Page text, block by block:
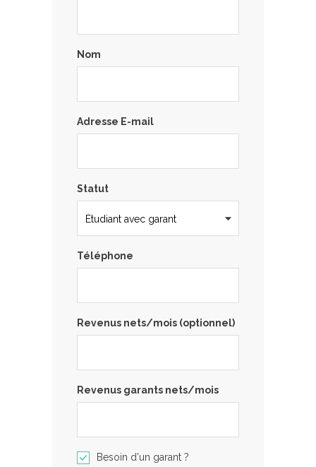
Nom
Adresse E-mail
Statut
Téléphone
Revenus nets/mois (optionnel)
Revenus garants nets/mois
Besoin d'un garant ?